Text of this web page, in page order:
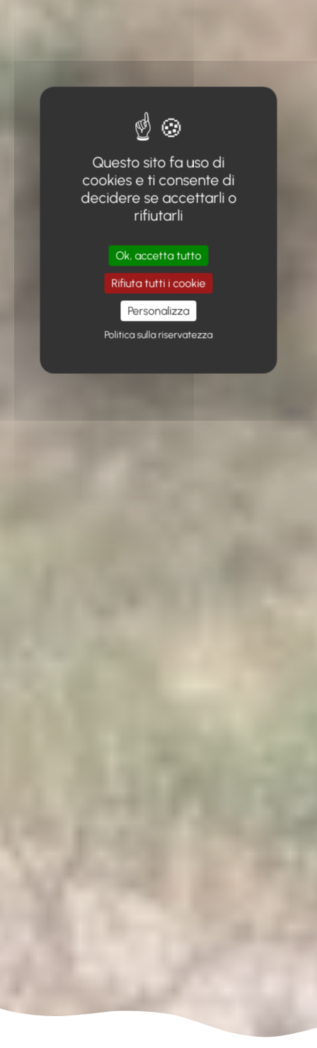
Questo sito fa uso di
cookies e ti consente di
decidere se accettarli o
rifiutarli
Ok, accetta tutto
Rifiuta tutti i cookie
Personalizza
Politica sulla riservatezza